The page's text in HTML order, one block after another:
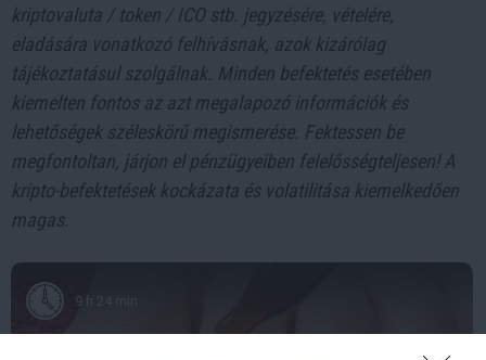
kriptovaluta / token / ICO stb. jegyzésére, vételére,
eladására vonatkozó felhívásnak, azok kizárólag
tájékoztatásul szolgálnak. Minden befektetés esetében
kiemelten fontos az azt megalapozó információk és
lehetőségek széleskörű megismerése. Fektessen be
megfontoltan, járjon el pénzügyeiben felelősségteljesen! A
kripto-befektetések kockázata és volatilitása kiemelkedően
magas.
9 h 24 min